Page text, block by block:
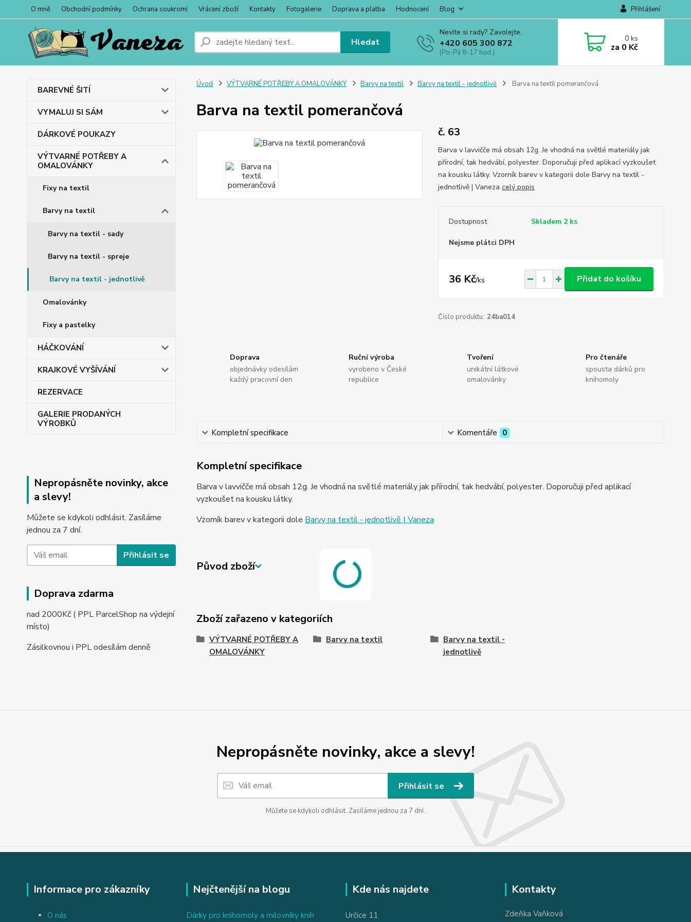
O mně Obchodní podmínky Ochrana soukromí Vrácení zboží Kontakty Fotogalerie Doprava a platba Hodnocení Blog Přihlášení
Hledat
Nevíte si rady? Zavolejte.
+420 605 300 872
(Po-Pá 8-17 hod.)
0ks
za 0 Kč
BAREVNÉ ŠITÍ
VYMALUJ SI SÁM
DÁRKOVÉ POUKAZY
VÝTVARNÉ POTŘEBY A
OMALOVÁNKY
Fixy na textil
Barvy na textil
Barvy na textil - sady
Barvy na textil - spreje
Barvy na textil - jednotlivě
Omalovánky
Fixy a pastelky
HÁČKOVÁNÍ
KRAJKOVÉ VYŠÍVÁNÍ
REZERVACE
GALERIE PRODANÝCH
VÝROBKŮ
Nepropásněte novinky, akce
a slevy!
Můžete se kdykoli odhlásit. Zasíláme
jednou za 7 dní.
Přihlásit se
Doprava zdarma
nad 2000Kč ( PPL ParcelShop na výdejní
místo)
Zásilkovnou i PPL odesílám denně
Úvod VÝTVARNÉ POTŘEBY A OMALOVÁNKY Barvy na textil Barvy na textil - jednotlivě Barva na textil pomerančová
Barva na textil pomerančová
č. 63
Barva v lavvičče má obsah 12g. Je vhodná na světlé materiály jak
přírodní, tak hedvábí, polyester. Doporučuji před aplikací vyzkoušet
na kousku látky. Vzorník barev v kategorii dole Barvy na textil -
jednotlivě | Vaneza celý popis
Dostupnost Skladem 2 ks
Nejsme plátci DPH
36 Kč/ks Přidat do košíku
Číslo produktu: 24ba014
Doprava
objednávky odesílám
každý pracovní den
Ruční výroba
vyrobeno v České
republice
Tvoření
unikátní látkové
omalovánky
Pro čtenáře
spousta dárků pro
knihomoly
Kompletní specifikace Komentáře 0
Kompletní specifikace
Barva v lavvičče má obsah 12g. Je vhodná na světlé materiály jak přírodní, tak hedvábí, polyester. Doporučuji před aplikací
vyzkoušet na kousku látky.
Vzorník barev v kategorii dole Barvy na textil - jednotlivě | Vaneza
Původ zboží
Zboží zařazeno v kategoriích
VÝTVARNÉ POTŘEBY A
OMALOVÁNKY
Barvy na textil
Barvy na textil -
jednotlivě
Nepropásněte novinky, akce a slevy!
Přihlásit se
Můžete se kdykoli odhlásit. Zasíláme jednou za 7 dní.
Informace pro zákazníky
O nás
Nejčtenější na blogu
Dárky pro knihomoly a milovníky knih
Kde nás najdete
Určice 11
Kontakty
Zdeňka Vaňková